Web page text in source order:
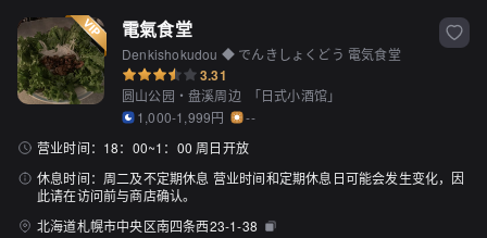
電氣食堂
Denkishokudou ◆ でんきしょくどう 電気食堂
3.31
圆山公园・盘溪周边 「日式小酒馆」
1,000-1,999円
--
营业时间： 18：00~1：00 周日开放
休息时间： 周二及不定期休息 营业时间和定期休息日可能会发生变化，因
此请在访问前与商店确认。
北海道札幌市中央区南四条西23-1-38